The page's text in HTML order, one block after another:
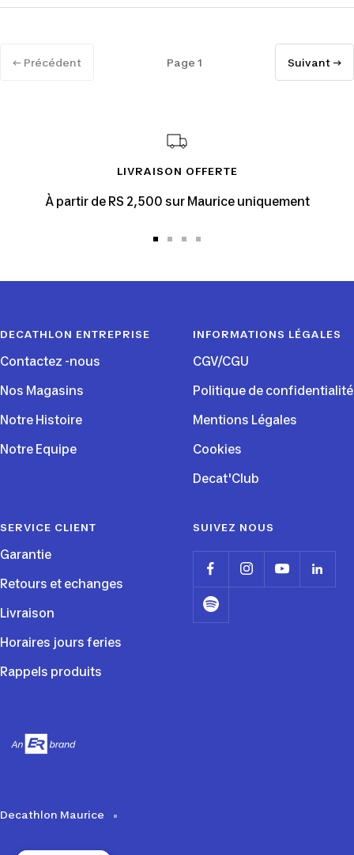
← Précédent Page 1 Suivant →
LIVRAISON OFFERTE
À partir de RS 2,500 sur Maurice uniquement
DECATHLON ENTREPRISE
Contactez -nous
Nos Magasins
Notre Histoire
Notre Equipe
INFORMATIONS LÉGALES
CGV/CGU
Politique de confidentialité
Mentions Légales
Cookies
Decat'Club
SERVICE CLIENT
Garantie
Retours et echanges
Livraison
Horaires jours feries
Rappels produits
SUIVEZ NOUS
Decathlon Maurice